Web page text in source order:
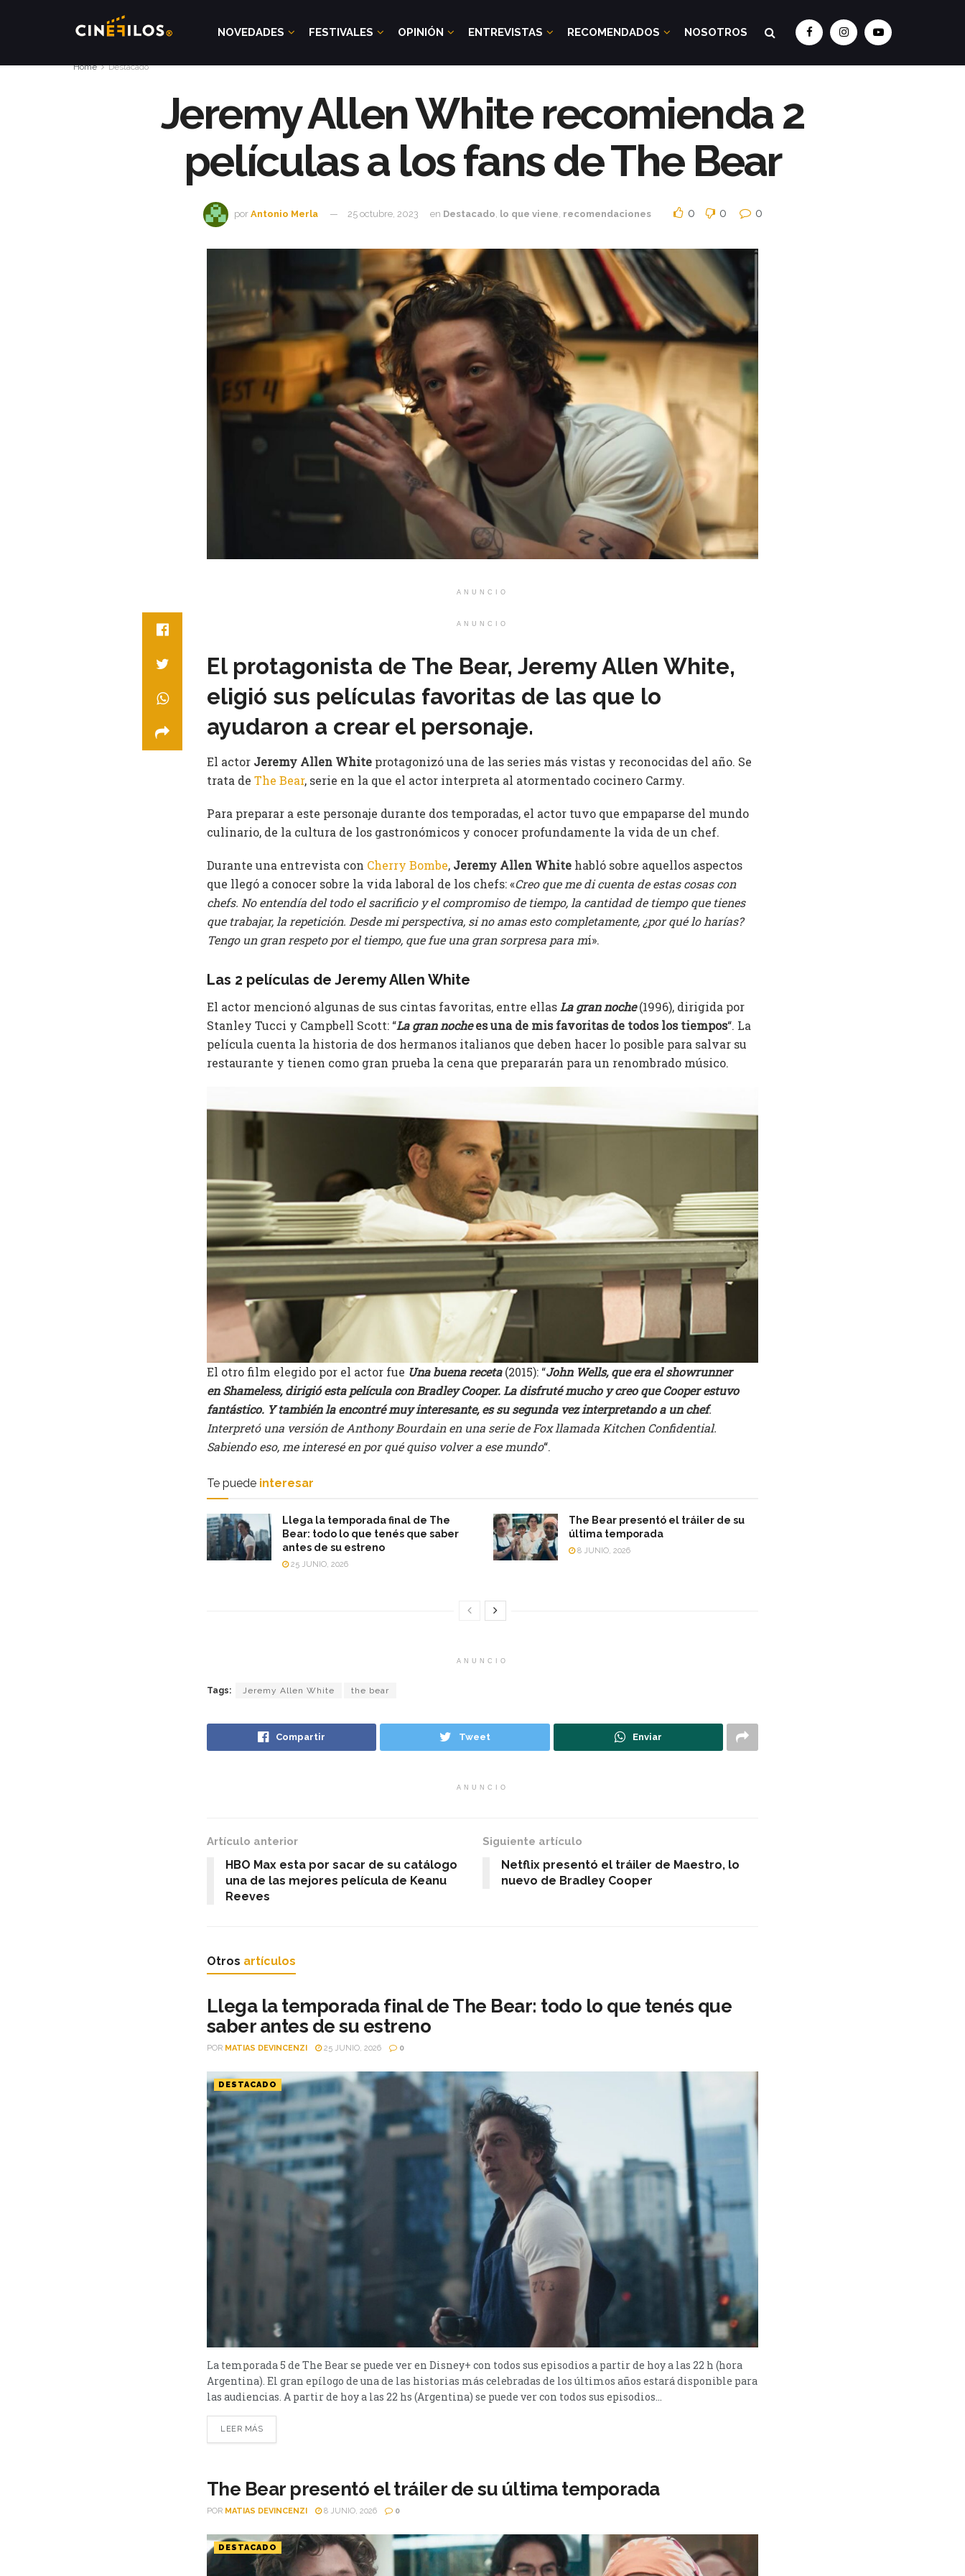
NOVEDADES FESTIVALES OPINIÓN ENTREVISTAS RECOMENDADOS NOSOTROS
Home Destacado
Jeremy Allen White recomienda 2
películas a los fans de The Bear
por Antonio Merla 25 octubre, 2023 en Destacado lo que viene recomendaciones 0 0 0
ANUNCIO
ANUNCIO
El protagonista de The Bear, Jeremy Allen White,
eligió sus películas favoritas de las que lo
ayudaron a crear el personaje.
El actor Jeremy Allen White protagonizó una de las series más vistas y reconocidas del año. Se
trata de The Bear, serie en la que el actor interpreta al atormentado cocinero Carmy.
Para preparar a este personaje durante dos temporadas, el actor tuvo que empaparse del mundo
culinario, de la cultura de los gastronómicos y conocer profundamente la vida de un chef.
Durante una entrevista con Cherry Bombe, Jeremy Allen White habló sobre aquellos aspectos
que llegó a conocer sobre la vida laboral de los chefs: «Creo que me di cuenta de estas cosas con
chefs. No entendía del todo el sacrificio y el compromiso de tiempo, la cantidad de tiempo que tienes
que trabajar, la repetición. Desde mi perspectiva, si no amas esto completamente, ¿por qué lo harías?
Tengo un gran respeto por el tiempo, que fue una gran sorpresa para mí».
Las 2 películas de Jeremy Allen White
El actor mencionó algunas de sus cintas favoritas, entre ellas La gran noche(1996), dirigida por
Stanley Tucci y Campbell Scott: “La gran nochees una de mis favoritas de todos los tiempos“. La
película cuenta la historia de dos hermanos italianos que deben hacer lo posible para salvar su
restaurante y tienen como gran prueba la cena que prepararán para un renombrado músico.
El otro film elegido por el actor fue Una buena receta(2015): “John Wells, que era el showrunner
en Shameless, dirigió esta película con Bradley Cooper. La disfruté mucho y creo que Cooper estuvo
fantástico. Y también la encontré muy interesante, es su segunda vez interpretando a un chef.
Interpretó una versión de Anthony Bourdain en una serie de Fox llamada Kitchen Confidential.
Sabiendo eso, me interesé en por qué quiso volver a ese mundo“.
Te puede interesar
Llega la temporada final de The
Bear: todo lo que tenés que saber
antes de su estreno
25 JUNIO, 2026
The Bear presentó el tráiler de su
última temporada
8 JUNIO, 2026
ANUNCIO
Tags: Jeremy Allen White the bear
Compartir Tweet Enviar
ANUNCIO
Artículo anterior
HBO Max esta por sacar de su catálogo
una de las mejores película de Keanu
Reeves
Siguiente artículo
Netflix presentó el tráiler de Maestro, lo
nuevo de Bradley Cooper
Otros artículos
Llega la temporada final de The Bear: todo lo que tenés que
saber antes de su estreno
POR MATIAS DEVINCENZI 25 JUNIO, 2026 0
DESTACADO
La temporada 5 de The Bear se puede ver en Disney+ con todos sus episodios a partir de hoy a las 22 h (hora
Argentina). El gran epílogo de una de las historias más celebradas de los últimos años estará disponible para
las audiencias. A partir de hoy a las 22 hs (Argentina) se puede ver con todos sus episodios...
LEER MÁS
The Bear presentó el tráiler de su última temporada
POR MATIAS DEVINCENZI 8 JUNIO, 2026 0
DESTACADO